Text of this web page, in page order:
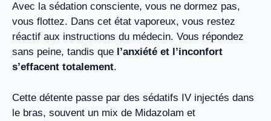
Avec la sédation consciente, vous ne dormez pas,
vous flottez. Dans cet état vaporeux, vous restez
réactif aux instructions du médecin. Vous répondez
sans peine, tandis que l’anxiété et l’inconfort
s’effacent totalement.
Cette détente passe par des sédatifs IV injectés dans
le bras, souvent un mix de Midazolam et